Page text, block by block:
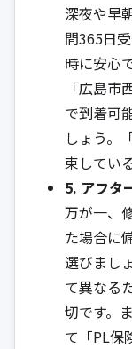
深夜や早
間365日
時に安心
「広島
で到着可
しょう。
束してい
5. アフタ
万が一、
た場合に
選びまし
て異なる
切です。
て「PL保